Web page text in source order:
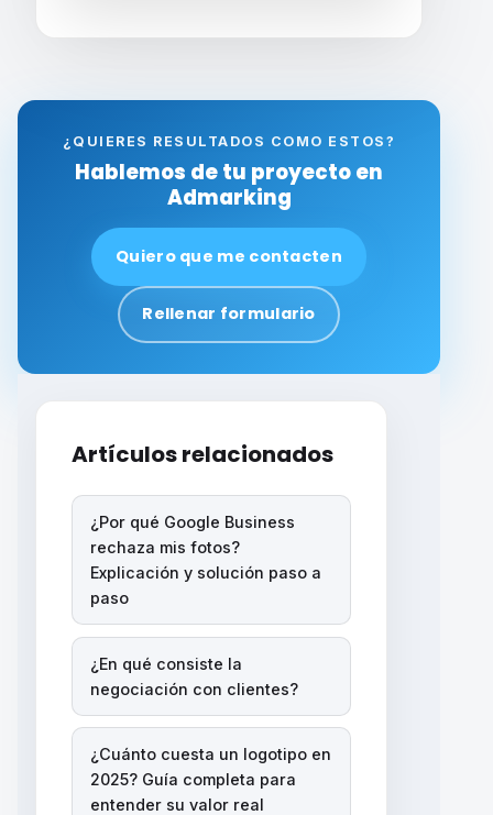
¿QUIERES RESULTADOS COMO ESTOS?
Hablemos de tu proyecto en
Admarking
Quiero que me contacten
Rellenar formulario
Artículos relacionados
¿Por qué Google Business
rechaza mis fotos?
Explicación y solución paso a
paso
¿En qué consiste la
negociación con clientes?
¿Cuánto cuesta un logotipo en
2025? Guía completa para
entender su valor real